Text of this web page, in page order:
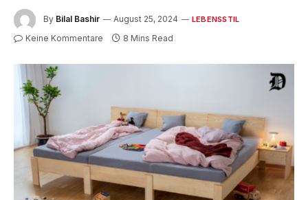
By Bilal Bashir August 25, 2024 LEBENSSTIL
Keine Kommentare 8 Mins Read